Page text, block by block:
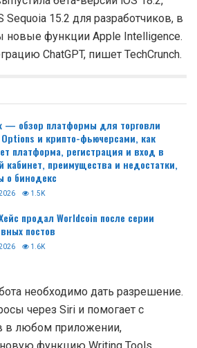
бета-версии iOS 18.2,
Sequoia 15.2 для разработчиков, в
новые функции Apple Intelligence.
ChatGPT, пишет TechCrunch.
платформа, регистрация и вход в
кабинет, преимущества и недостатки,
о бинодекс